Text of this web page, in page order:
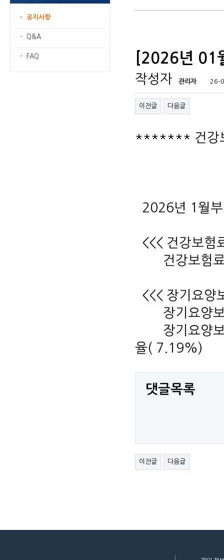
- 공지사항
- Q&A
- FAQ [2026년 01
작성자 관리자 26-
이전글 다음글
******* 건강
2026년 1월부
<<< 건강보험
건강보험료
<<< 장기요양
장기요양보
장기요양보
율( 7.19%)
댓글목록
이전글 다음글